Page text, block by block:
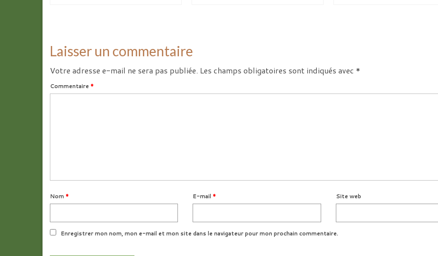
Laisser un commentaire
Votre adresse e-mail ne sera pas publiée. Les champs obligatoires sont indiqués avec *
Commentaire *
Nom * E-mail * Site web
Enregistrer mon nom, mon e-mail et mon site dans le navigateur pour mon prochain commentaire.